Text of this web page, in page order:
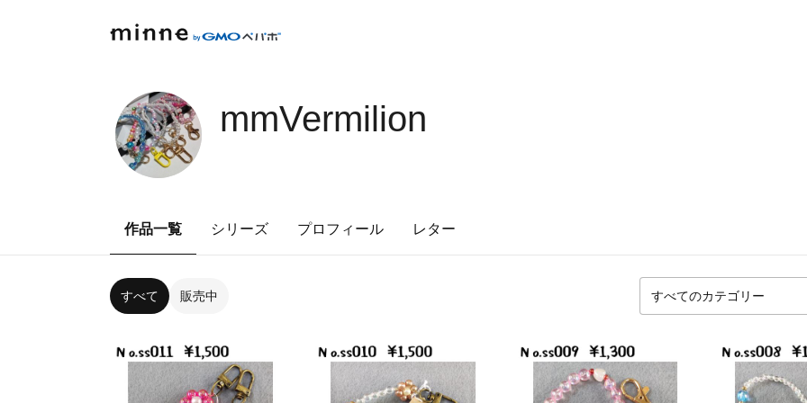
mmVermilion
作品一覧 シリーズ プロフィール レター
すべて 販売中